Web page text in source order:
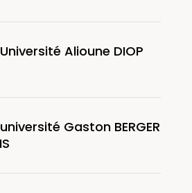
Alioune DIOP
Gaston BERGER